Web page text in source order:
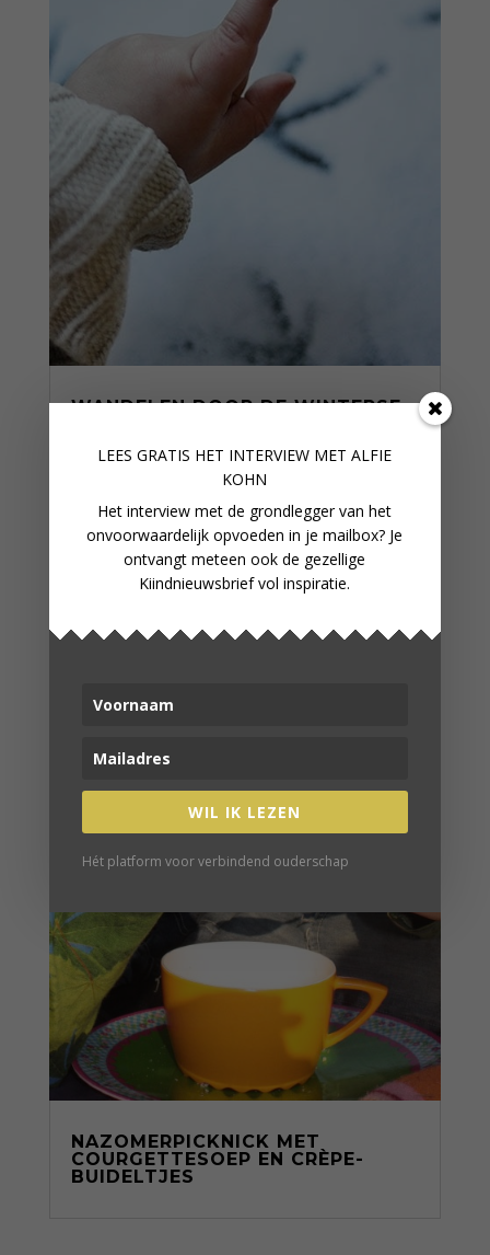
WANDELEN DOOR DE WINTERSE
NAZOMERPICKNICK MET
COURGETTESOEP EN CRÈPE-
BUIDELTJES
LEES GRATIS HET INTERVIEW MET ALFIE
KOHN
Het interview met de grondlegger van het
onvoorwaardelijk opvoeden in je mailbox? Je
ontvangt meteen ook de gezellige
Kiindnieuwsbrief vol inspiratie.
WIL IK LEZEN
Hét platform voor verbindend ouderschap